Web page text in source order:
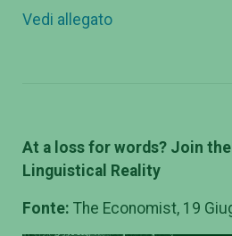
Vedi allegato
At a loss for words? Join
Linguistical Reality
Fonte: The Economist, 19